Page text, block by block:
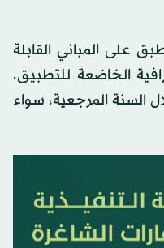
على المباني القابلة
الخاضعة للتطبيق،
6 أشهر خلال السنة المرجعية، سواء